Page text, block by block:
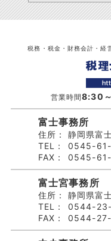
税務・税金・財務会計・経
営業時間8:30
富士事務所
住所：
静岡県富
TEL：
0545-
FAX：
0545-
富士宮事務所
住所：
静岡県富
TEL：
0544-
FAX：
0544-